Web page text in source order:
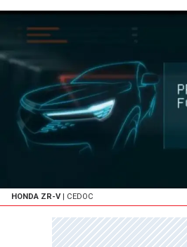
HONDA ZR-V | CEDOC